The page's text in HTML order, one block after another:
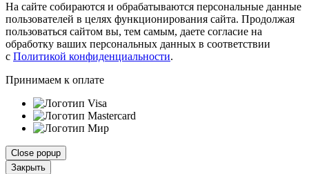
На сайте собираются и обрабатываются персональные данные
пользователей в целях функционирования сайта. Продолжая
пользоваться сайтом вы, тем самым, даете согласие на
обработку ваших персональных данных в соответствии
с Политикой конфиденциальности.
Принимаем к оплате
Close popup
Закрыть